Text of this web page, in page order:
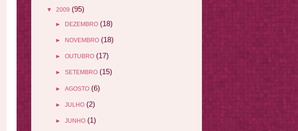
▼ 2009 (95)
► DEZEMBRO (18)
► NOVEMBRO (18)
► OUTUBRO (17)
► SETEMBRO (15)
► AGOSTO (6)
► JULHO (2)
► JUNHO (1)